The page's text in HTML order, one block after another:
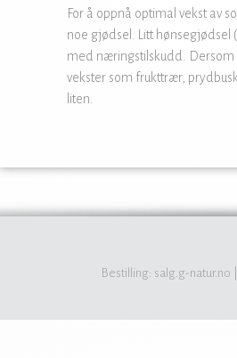
For å oppnå optimal vekst av
noe gjødsel. Litt hønsegjødsel
med næringstilskudd.
vekster som frukttrær,
liten.
Bestilling: salg.g-natur.no